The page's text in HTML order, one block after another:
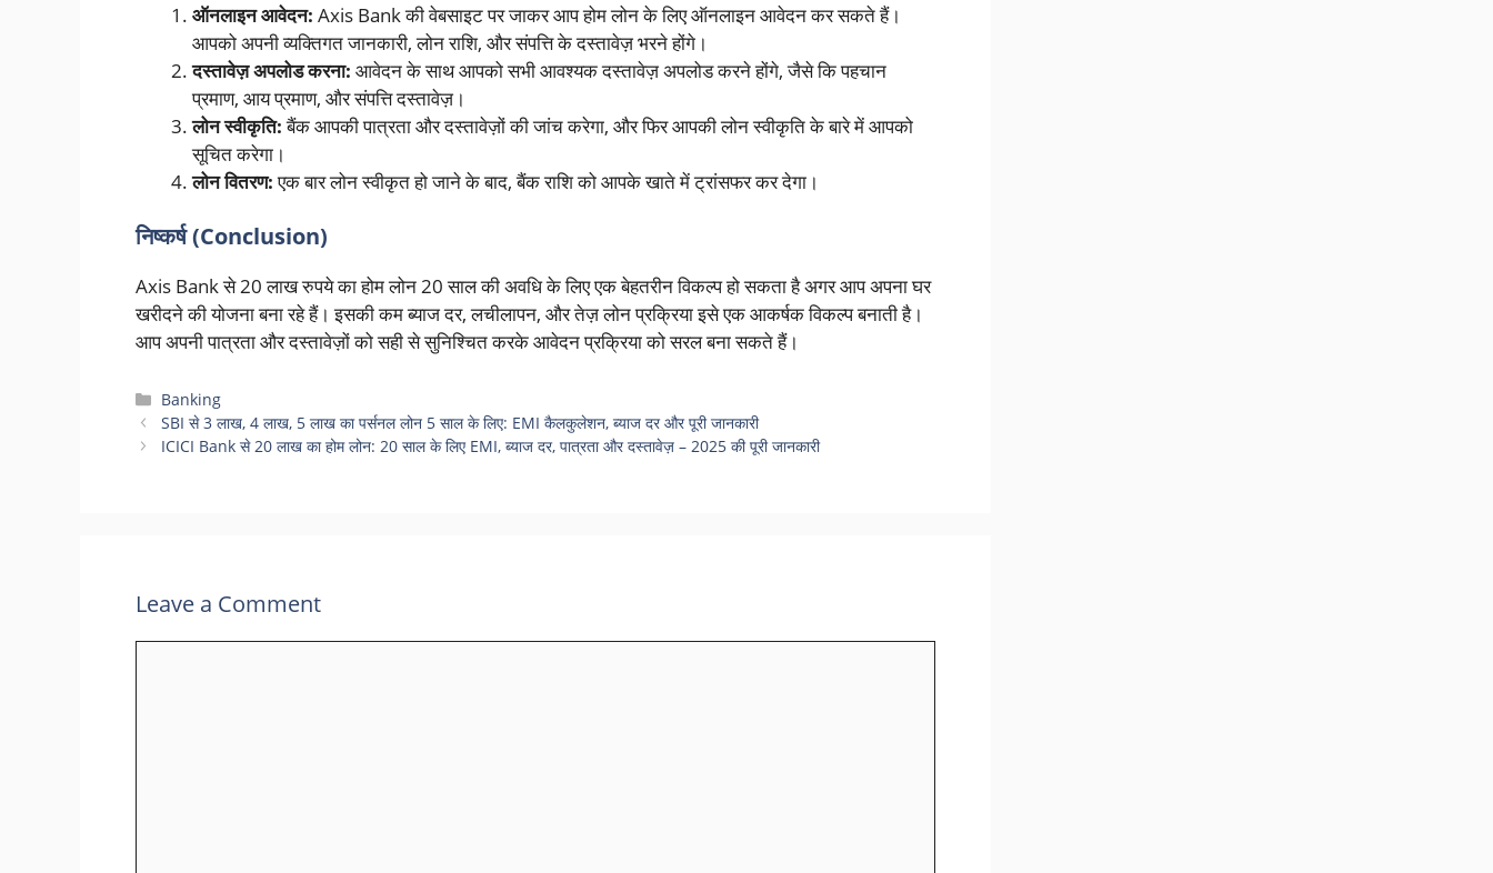
ऑनलाइन आवेदन: Axis Bank की वेबसाइट पर जाकर आप होम लोन के लिए ऑनलाइन आवेदन कर सकते हैं।
आपको अपनी व्यक्तिगत जानकारी, लोन राशि, और संपत्ति के दस्तावेज़ भरने होंगे।
दस्तावेज़ अपलोड करना: आवेदन के साथ आपको सभी आवश्यक दस्तावेज़ अपलोड करने होंगे, जैसे कि पहचान
प्रमाण, आय प्रमाण, और संपत्ति दस्तावेज़।
लोन स्वीकृति:बैंक आपकी पात्रता और दस्तावेज़ों की जांच करेगा, और फिर आपकी लोन स्वीकृति के बारे में आपको
सूचित करेगा।
लोन वितरण:एक बार लोन स्वीकृत हो जाने के बाद, बैंक राशि को आपके खाते में ट्रांसफर कर देगा।
निष्कर्ष (Conclusion)
Axis Bank से 20 लाख रुपये का होम लोन 20 साल की अवधि के लिए एक बेहतरीन विकल्प हो सकता है अगर आप अपना घर
खरीदने की योजना बना रहे हैं। इसकी कम ब्याज दर, लचीलापन, और तेज़ लोन प्रक्रिया इसे एक आकर्षक विकल्प बनाती है।
आप अपनी पात्रता और दस्तावेज़ों को सही से सुनिश्चित करके आवेदन प्रक्रिया को सरल बना सकते हैं।
Categories
Banking
SBI से 3 लाख, 4 लाख, 5 लाख का पर्सनल लोन 5 साल के लिए: EMI कैलकुलेशन, ब्याज दर और पूरी जानकारी
ICICI Bank से 20 लाख का होम लोन: 20 साल के लिए EMI, ब्याज दर, पात्रता और दस्तावेज़ – 2025 की पूरी जानकारी
Leave a Comment